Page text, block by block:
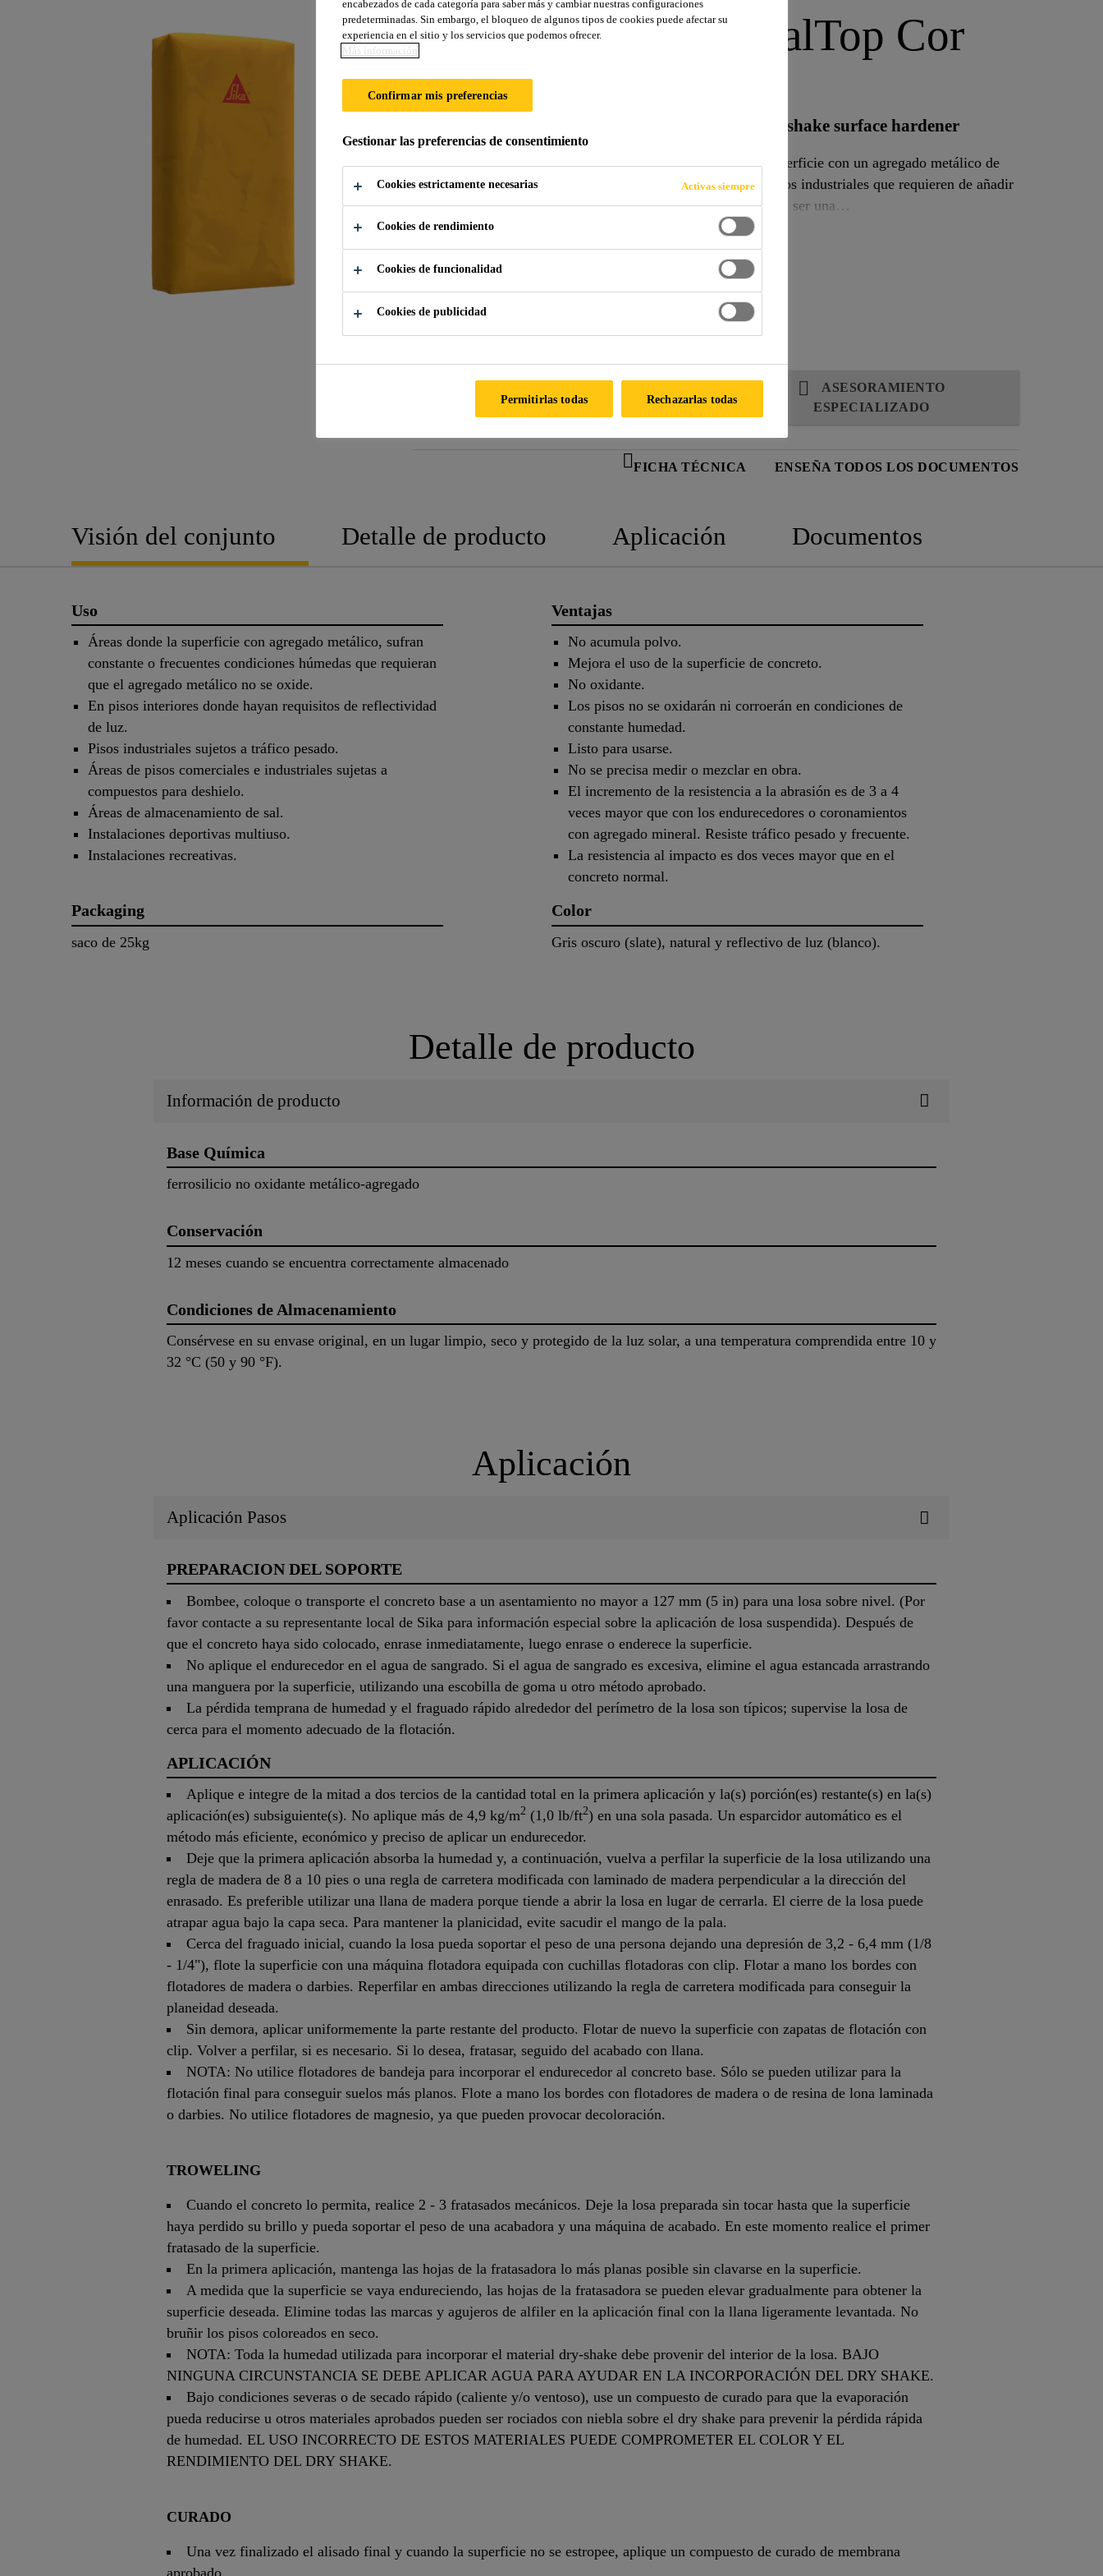
Sikafloor®-200 MetalTop Cor
(MX)
Ferrosilicon non-oxidizing metallic-aggregate dry-shake surface hardener
Sikafloor®-200 MetalTop Cor (MX) es un endurecedor de superficie con un agregado metálico de
ferrosilicio no oxidante. Este producto es ideal para uso en pisos industriales que requieren de añadir
resistencia a la abrasión y al impacto, donde la humedad pueda ser una
condicionante. Sikafloor®-200 MetalTop Cor (MX) está disponible en formulación reflectiva.
No acumula polvo.
Mejora el uso de la superficie de concreto.
ASESORAMIENTO
ESPECIALIZADO
FICHA TÉCNICA ENSEÑA TODOS LOS DOCUMENTOS
Visión del conjunto Detalle de producto Aplicación Documentos
Uso
Áreas donde la superficie con agregado metálico, sufran
constante o frecuentes condiciones húmedas que requieran
que el agregado metálico no se oxide.
En pisos interiores donde hayan requisitos de reflectividad
de luz.
Pisos industriales sujetos a tráfico pesado.
Áreas de pisos comerciales e industriales sujetas a
compuestos para deshielo.
Áreas de almacenamiento de sal.
Instalaciones deportivas multiuso.
Instalaciones recreativas.
Ventajas
No acumula polvo.
Mejora el uso de la superficie de concreto.
No oxidante.
Los pisos no se oxidarán ni corroerán en condiciones de
constante humedad.
Listo para usarse.
No se precisa medir o mezclar en obra.
El incremento de la resistencia a la abrasión es de 3 a 4
veces mayor que con los endurecedores o coronamientos
con agregado mineral. Resiste tráfico pesado y frecuente.
La resistencia al impacto es dos veces mayor que en el
concreto normal.
Packaging
saco de 25kg
Color
Gris oscuro (slate), natural y reflectivo de luz (blanco).
Detalle de producto
Información de producto
Base Química
ferrosilicio no oxidante metálico-agregado
Conservación
12 meses cuando se encuentra correctamente almacenado
Condiciones de Almacenamiento
Consérvese en su envase original, en un lugar limpio, seco y protegido de la luz solar, a una temperatura comprendida entre 10 y
32 °C (50 y 90 °F).
Aplicación
Aplicación Pasos
PREPARACION DEL SOPORTE
Bombee, coloque o transporte el concreto base a un asentamiento no mayor a 127 mm (5 in) para una losa sobre nivel. (Por
favor contacte a su representante local de Sika para información especial sobre la aplicación de losa suspendida). Después de
que el concreto haya sido colocado, enrase inmediatamente, luego enrase o enderece la superficie.
No aplique el endurecedor en el agua de sangrado. Si el agua de sangrado es excesiva, elimine el agua estancada arrastrando
una manguera por la superficie, utilizando una escobilla de goma u otro método aprobado.
La pérdida temprana de humedad y el fraguado rápido alrededor del perímetro de la losa son típicos; supervise la losa de
cerca para el momento adecuado de la flotación.
APLICACIÓN
Aplique e integre de la mitad a dos tercios de la cantidad total en la primera aplicación y la(s) porción(es) restante(s) en la(s)
aplicación(es) subsiguiente(s). No aplique más de 4,9 kg/m2 (1,0 lb/ft2) en una sola pasada. Un esparcidor automático es el
método más eficiente, económico y preciso de aplicar un endurecedor.
Deje que la primera aplicación absorba la humedad y, a continuación, vuelva a perfilar la superficie de la losa utilizando una
regla de madera de 8 a 10 pies o una regla de carretera modificada con laminado de madera perpendicular a la dirección del
enrasado. Es preferible utilizar una llana de madera porque tiende a abrir la losa en lugar de cerrarla. El cierre de la losa puede
atrapar agua bajo la capa seca. Para mantener la planicidad, evite sacudir el mango de la pala.
Cerca del fraguado inicial, cuando la losa pueda soportar el peso de una persona dejando una depresión de 3,2 - 6,4 mm (1/8
- 1/4"), flote la superficie con una máquina flotadora equipada con cuchillas flotadoras con clip. Flotar a mano los bordes con
flotadores de madera o darbies. Reperfilar en ambas direcciones utilizando la regla de carretera modificada para conseguir la
planeidad deseada.
Sin demora, aplicar uniformemente la parte restante del producto. Flotar de nuevo la superficie con zapatas de flotación con
clip. Volver a perfilar, si es necesario. Si lo desea, fratasar, seguido del acabado con llana.
NOTA: No utilice flotadores de bandeja para incorporar el endurecedor al concreto base. Sólo se pueden utilizar para la
flotación final para conseguir suelos más planos. Flote a mano los bordes con flotadores de madera o de resina de lona laminada
o darbies. No utilice flotadores de magnesio, ya que pueden provocar decoloración.
TROWELING
Cuando el concreto lo permita, realice 2 - 3 fratasados mecánicos. Deje la losa preparada sin tocar hasta que la superficie
haya perdido su brillo y pueda soportar el peso de una acabadora y una máquina de acabado. En este momento realice el primer
fratasado de la superficie.
En la primera aplicación, mantenga las hojas de la fratasadora lo más planas posible sin clavarse en la superficie.
A medida que la superficie se vaya endureciendo, las hojas de la fratasadora se pueden elevar gradualmente para obtener la
superficie deseada. Elimine todas las marcas y agujeros de alfiler en la aplicación final con la llana ligeramente levantada. No
bruñir los pisos coloreados en seco.
NOTA: Toda la humedad utilizada para incorporar el material dry-shake debe provenir del interior de la losa. BAJO
NINGUNA CIRCUNSTANCIA SE DEBE APLICAR AGUA PARA AYUDAR EN LA INCORPORACIÓN DEL DRY SHAKE.
Bajo condiciones severas o de secado rápido (caliente y/o ventoso), use un compuesto de curado para que la evaporación
pueda reducirse u otros materiales aprobados pueden ser rociados con niebla sobre el dry shake para prevenir la pérdida rápida
de humedad. EL USO INCORRECTO DE ESTOS MATERIALES PUEDE COMPROMETER EL COLOR Y EL
RENDIMIENTO DEL DRY SHAKE.
CURADO
Una vez finalizado el alisado final y cuando la superficie no se estropee, aplique un compuesto de curado de membrana
encabezados de cada categoría para saber más y cambiar nuestras configuraciones
predeterminadas. Sin embargo, el bloqueo de algunos tipos de cookies puede afectar su
experiencia en el sitio y los servicios que podemos ofrecer.
Más información
Confirmar mis preferencias
Gestionar las preferencias de consentimiento
Cookies estrictamente necesarias Activas siempre
Cookies de rendimiento
Cookies de funcionalidad
Cookies de publicidad
Rechazarlas todas
Permitirlas todas